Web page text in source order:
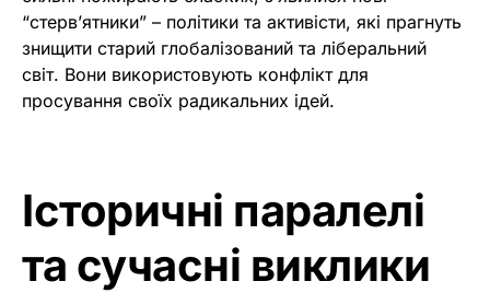
“стерв’ятники” – політики та активісти, які прагнуть
знищити старий глобалізований та ліберальний
світ. Вони використовують конфлікт для
просування своїх радикальних ідей.
Історичні паралелі
та сучасні виклики